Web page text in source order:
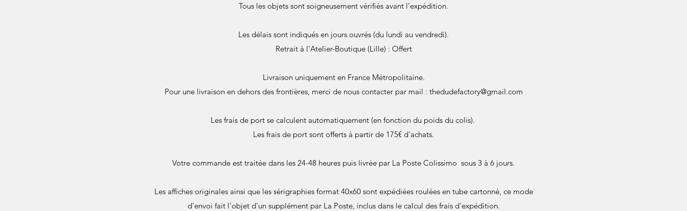
Tous les objets sont soigneusement vérifiés avant l’expédition.
Les délais sont indiqués en jours ouvrés (du lundi au vendredi).
Retrait à l'Atelier-Boutique (Lille) : Offert
Livraison uniquement en France Métropolitaine.
Pour une livraison en dehors des frontières, merci de nous contacter par mail : thedudefactory@gmail.com
Les frais de port se calculent automatiquement (en fonction du poids du colis).
Les frais de port sont offerts à partir de 175€ d'achats.
Votre commande est traitée dans les 24-48 heures puis livrée par La Poste Colissimo sous 3 à 6 jours.
Les affiches originales ainsi que les sérigraphies format 40x60 sont expédiées roulées en tube cartonné, ce mode
d'envoi fait l'objet d'un supplément par La Poste, inclus dans le calcul des frais d'expédition.